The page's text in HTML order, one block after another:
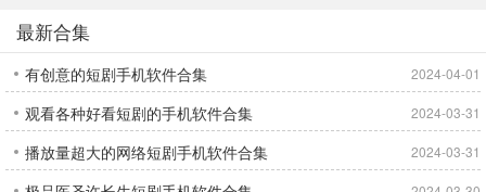
最新合集
有创意的短剧手机软件合集 2024-04-01
观看各种好看短剧的手机软件合集 2024-03-31
播放量超大的网络短剧手机软件合集 2024-03-31